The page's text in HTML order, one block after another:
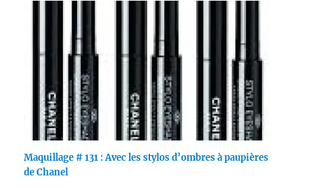
Maquillage # 131 : Avec les stylos d’ombres à paupières
de Chanel